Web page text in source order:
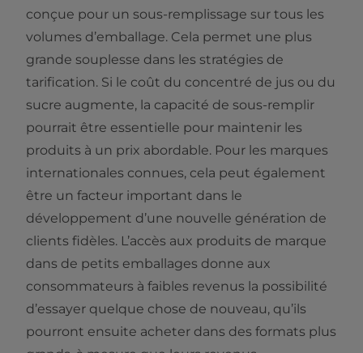
conçue pour un sous-remplissage sur tous les
volumes d’emballage. Cela permet une plus
grande souplesse dans les stratégies de
tarification. Si le coût du concentré de jus ou du
sucre augmente, la capacité de sous-remplir
pourrait être essentielle pour maintenir les
produits à un prix abordable. Pour les marques
internationales connues, cela peut également
être un facteur important dans le
développement d’une nouvelle génération de
clients fidèles. L’accès aux produits de marque
dans de petits emballages donne aux
consommateurs à faibles revenus la possibilité
d’essayer quelque chose de nouveau, qu’ils
pourront ensuite acheter dans des formats plus